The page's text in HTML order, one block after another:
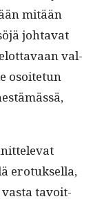
mitään
johta­vat
val­
osoite­tun
ero­tuk­sel­la,
vas­ta tavoit­